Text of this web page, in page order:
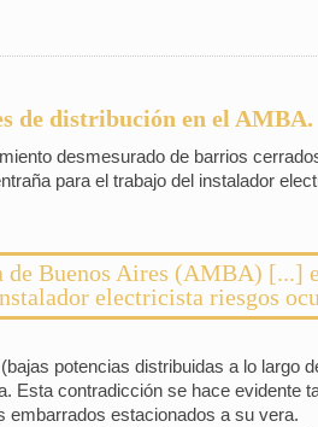
de distribución en el AMBA.
desmesurado de barrios
para el trabajo del instalador
Buenos Aires (AMBA) [...]
electricista riesgos
potencias distribuidas a lo largo
contradicción se hace evidente
embarrados estacionados a su vera.